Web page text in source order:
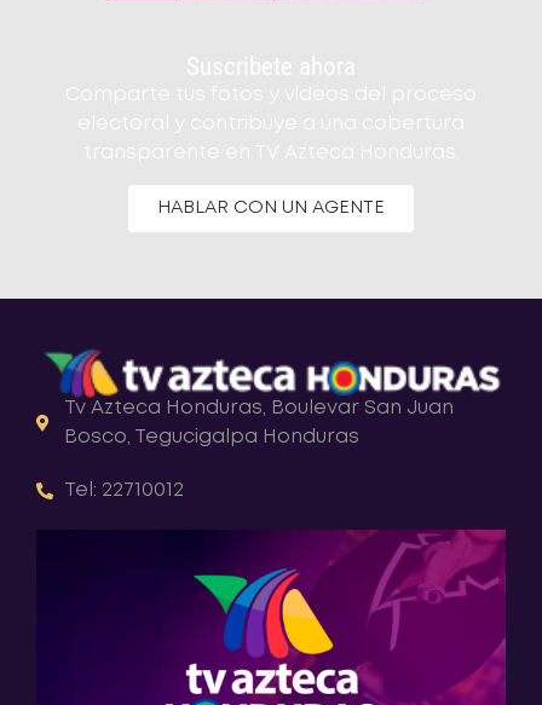
Suscribete ahora
Comparte tus fotos y videos del proceso
electoral y contribuye a una cobertura
transparente en TV Azteca Honduras.
HABLAR CON UN AGENTE
Tv Azteca Honduras, Boulevar San Juan
Bosco, Tegucigalpa Honduras
Tel: 22710012